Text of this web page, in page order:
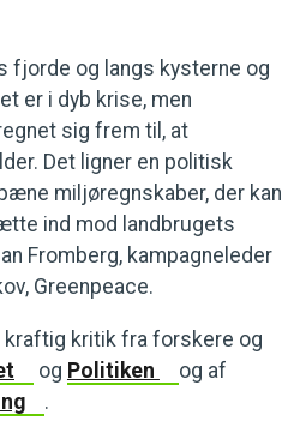
fjorde og langs kysterne og
er i dyb krise, men
sig frem til, at
Det ligner en politisk
miljøregnskaber, der kan
ind mod landbrugets
Fromberg, kampagneleder
Greenpeace.
kraftig kritik fra forskere og
og Politiken
og af
.